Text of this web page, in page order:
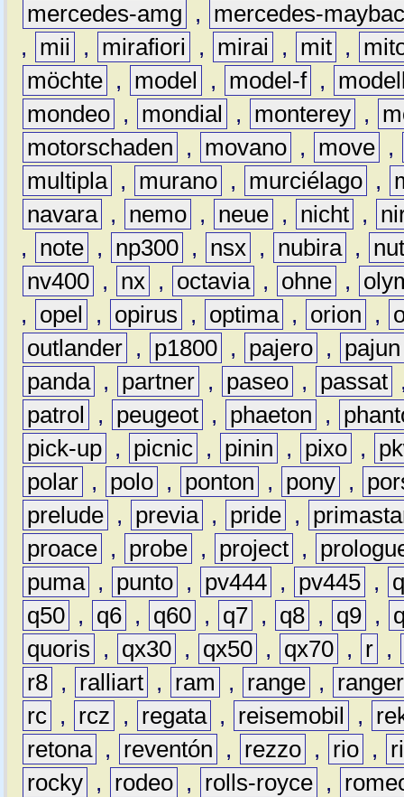
mercedes-amg
,
mercedes-
,
mii , mirafiori , mirai , mit ,
möchte , model , model-f ,
mondeo , mondial , monterey ,
motorschaden
, movano , move ,
multipla , murano , murciélago ,
navara , nemo , neue , nicht ,
,
note , np300 , nsx , nubira ,
nv400 , nx , octavia , ohne ,
,
opel , opirus , optima , orion ,
outlander , p1800 , pajero ,
pajun
panda , partner , paseo , passat
patrol
, peugeot , phaeton ,
pick-up , picnic , pinin , pixo ,
polar , polo , ponton , pony ,
prelude , previa , pride ,
proace , probe , project ,
puma , punto , pv444 , pv445 ,
q50 , q6 , q60 , q7 , q8 , q9 ,
quoris
, qx30 , qx50 , qx70 , r ,
r8 , ralliart , ram , range ,
ranger
rc , rcz , regata , reisemobil ,
retona , reventón , rezzo , rio ,
rocky , rodeo , rolls-royce ,